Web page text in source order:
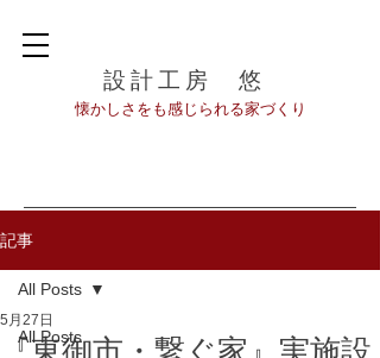
設計工房 悠
​懐かしさをも感じられる家づくり
記事
All Posts
All Posts
『東御市・繋ぐ家』実施設
5月27日